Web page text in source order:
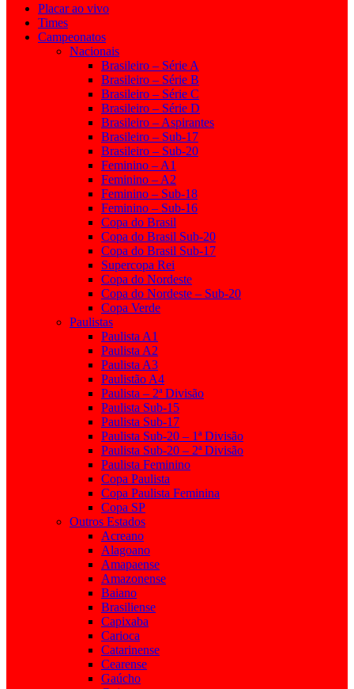
Placar ao vivo
Times
Campeonatos
Nacionais
Brasileiro – Série A
Brasileiro – Série B
Brasileiro – Série C
Brasileiro – Série D
Brasileiro – Aspirantes
Brasileiro – Sub-17
Brasileiro – Sub-20
Feminino – A1
Feminino – A2
Feminino – Sub-18
Feminino – Sub-16
Copa do Brasil
Copa do Brasil Sub-20
Copa do Brasil Sub-17
Supercopa Rei
Copa do Nordeste
Copa do Nordeste – Sub-20
Copa Verde
Paulistas
Paulista A1
Paulista A2
Paulista A3
Paulistão A4
Paulista – 2ª Divisão
Paulista Sub-15
Paulista Sub-17
Paulista Sub-20 – 1ª Divisão
Paulista Sub-20 – 2ª Divisão
Paulista Feminino
Copa Paulista
Copa Paulista Feminina
Copa SP
Outros Estados
Acreano
Alagoano
Amapaense
Amazonense
Baiano
Brasiliense
Capixaba
Carioca
Catarinense
Cearense
Gaúcho